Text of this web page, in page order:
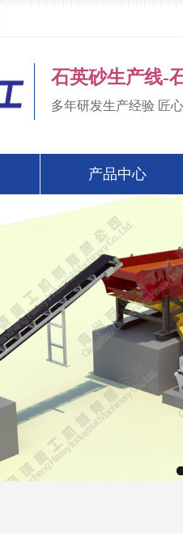
石英砂生产线-
多年研发生产经验 匠
产品中心